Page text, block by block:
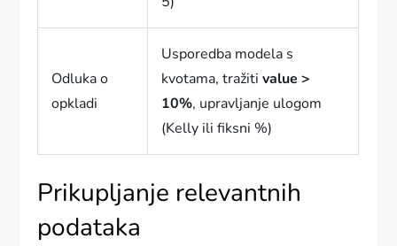
Odluka o
opkladi
Usporedba modela s
kvotama, tražitivalue >
10%, upravljanje ulogom
(Kelly ili fiksni %)
Prikupljanje relevantnih
podataka